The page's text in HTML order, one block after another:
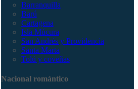
Barranquilla
Barú
Cartagena
Isla Múcura
San Andrés y Providencia
Santa Marta
Tolú y coveñas
Nacional romántico